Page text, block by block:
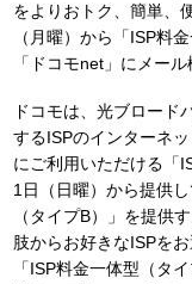
をよりおトク、簡単、
（月曜）から「ISP料
「ドコモnet」にメー
ドコモは、光ブロード
するISPのインターネ
にご利用いただける「
1日（日曜）から提供
（タイプB）」を提供
肢からお好きなISPをお
「ISP料金一体型（タ